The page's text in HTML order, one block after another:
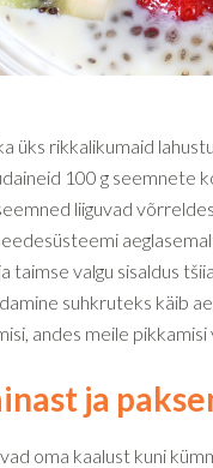
üks rikkalikumaid
100 g seemnete
liiguvad
taimse valgu sisaldus
suhkruteks käib
andes meile
ja
oma kaalust kuni